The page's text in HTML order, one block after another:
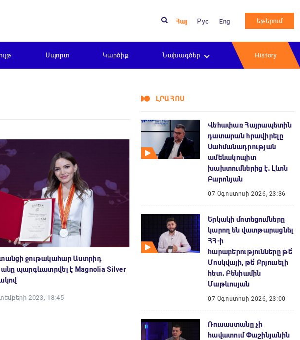
Հայ Рус Eng եթերում
Սպորտ Կարծիք Նախագծեր History
ջութակահար Աստրիդ
պարգևատրվել է Magnolia Silver
2023, 18:45
ԼՐԱՀՈՍ
Վեհափառ Հայրապետին
դատարան հրավիրելը
Սահմանադրության
ամենակոպիտ
խախտումներից է․ Լևոն
Բարոնյան
07 Օգոստոսի 2026, 23:36
Երկակի մոտեցումները
կարող են վատթարացնել
ՀՀ-ի
հարաբերությունները թե՛
Մոսկվայի, թե՛ Բրյուսելի
հետ․ Բենիամին
Մաթևոսյան
07 Օգոստոսի 2026, 23:00
Ռուսաստանը չի
հավատում Փաշինյանին